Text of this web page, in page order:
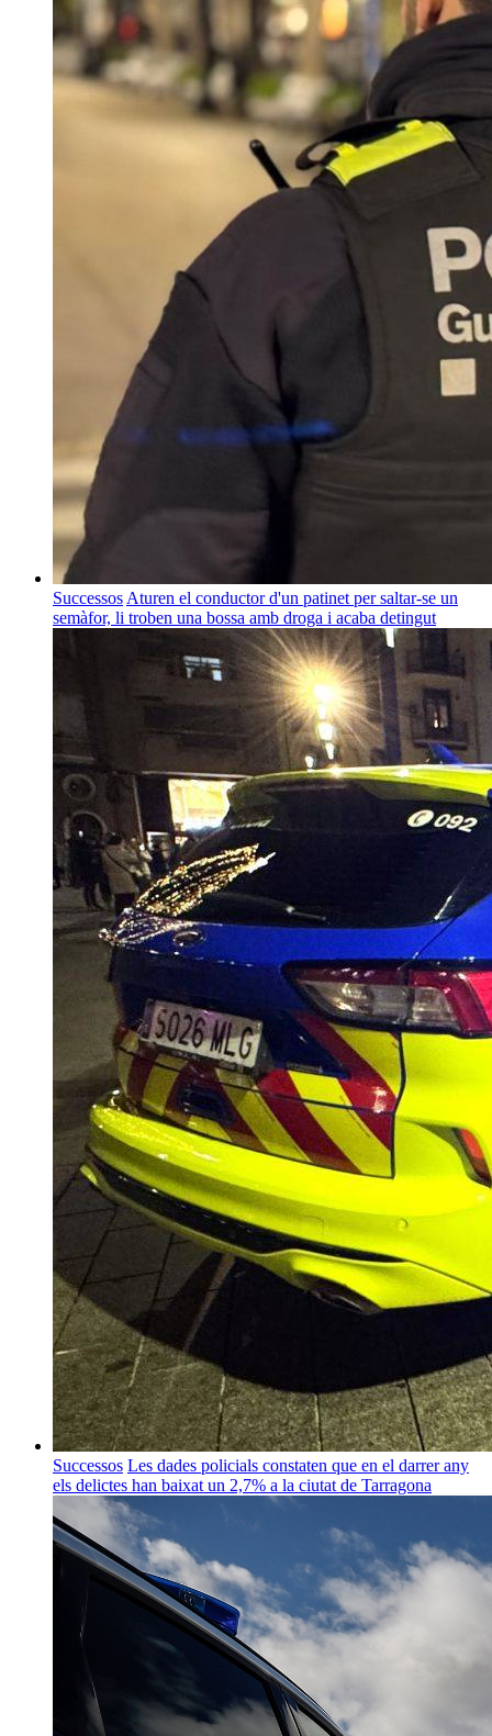
Successos Aturen el conductor d'un patinet per saltar-se un
semàfor, li troben una bossa amb droga i acaba detingut
Successos Les dades policials constaten que en el darrer any
els delictes han baixat un 2,7% a la ciutat de Tarragona